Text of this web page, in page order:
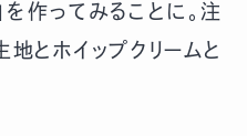
を作ってみることに。注
とホイップクリームと